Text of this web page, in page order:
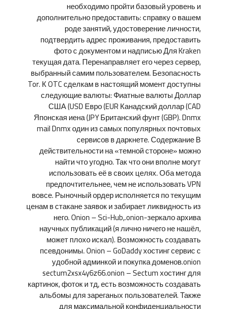
необходимо пройти базовый уровень и
дополнительно предоставить: справку о вашем
роде занятий, удостоверение личности,
подтвердить адрес проживания, предоставить
фото с документом и надписью Для Kraken
текущая дата. Перенаправляет его через сервер,
выбранный самим пользователем. Безопасность
Tor. К OTC сделкам в настоящий момент доступны
следующие валюты: Фиатные валюты Доллар
США (USD Евро (EUR Канадский доллар (CAD
Японская иена (JPY Британский фунт (GBP). Dnmx
mail Dnmx один из самых популярных почтовых
сервисов в даркнете. Содержание В
действительности на «темной стороне» можно
найти что угодно. Так что они вполне могут
использовать её в своих целях. Оба метода
предпочтительнее, чем не использовать VPN
вовсе. Рыночный ордер исполняется по текущим
ценам в стакане заявок и забирает ликвидность из
него. Onion – Sci-Hub,.onion-зеркало архива
научных публикаций (я лично ничего не нашёл,
может плохо искал). Возможность создавать
псевдонимы. Onion – GoDaddy хостинг сервис с
удобной админкой и покупка доменов.onion
sectum2xsx4y6z66.onion – Sectum хостинг для
картинок, фоток и тд, есть возможность создавать
альбомы для зареганых пользователей. Также